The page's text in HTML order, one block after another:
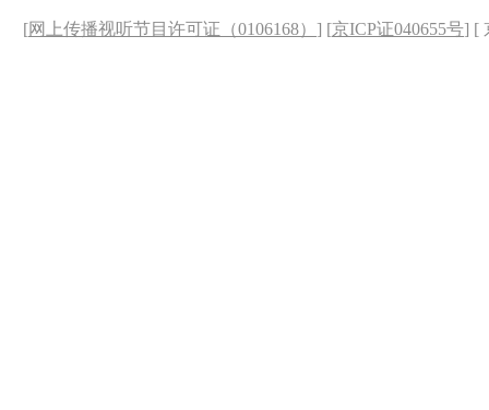
[网上传播视听节目许可证（0106168） ] [京ICP证040655号] [